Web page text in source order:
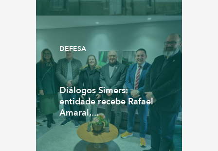
DEFESA
Diálogos Simers:
entidade recebe Rafael
Amaral,...